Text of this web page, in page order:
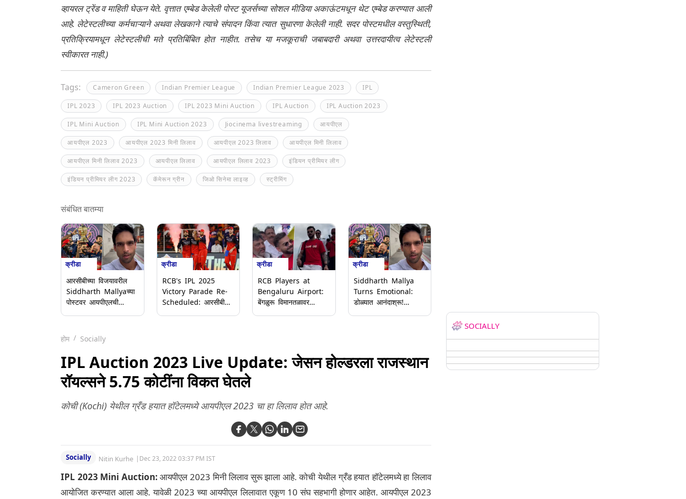
व्हायरल ट्रेंड व माहिती घेऊन येते. वृत्तात एम्बेड केलेली पोस्ट यूजर्सच्या सोशल मीडिया अकाऊंटमधून थेट एम्बेड करण्यात आली
आहे. लेटेस्टलीच्या कर्मचाऱ्याने अथवा लेखकाने त्याचे संपादन किंवा त्यात सुधारणा केलेली नाही. सदर पोस्टमधील वस्तुस्थिती,
प्रतिक्रियामधून लेटेस्टलीची मते प्रतिबिंबित होत नाहीत. तसेच या मजकूराची जबाबदारी अथवा उत्तरदायीत्व लेटेस्टली
स्वीकारत नाही.)
Tags: Cameron Green Indian Premier League Indian Premier League 2023 IPL
IPL 2023 IPL 2023 Auction IPL 2023 Mini Auction IPL Auction IPL Auction 2023
IPL Mini Auction IPL Mini Auction 2023 Jiocinema livestreaming आयपीएल
आयपीएल 2023 आयपीएल 2023 मिनी लिलाव आयपीएल 2023 लिलाव आयपीएल मिनी लिलाव
आयपीएल मिनी लिलाव 2023 आयपीएल लिलाव आयपीएल लिलाव 2023 इंडियन प्रीमियर लीग
इंडियन प्रीमियर लीग 2023 कॅमेरून ग्रीन जिओ सिनेमा लाइव्ह स्ट्रीमिंग
संबंधित बातम्या
क्रीडा
आरसीबीच्या विजयावरील
Siddharth Mallyaच्या
पोस्टवर आयपीएलची
क्रीडा
RCB's IPL 2025
Victory Parade Re-
Scheduled: आरसीबीचे
क्रीडा
RCB Players at
Bengaluru Airport:
बेंगळुरू विमानतळावर
(Video)
क्रीडा
Siddharth Mallya
Turns Emotional:
डोळ्यात आनंदाश्रू!
(Video)
होम Socially
IPL Auction 2023 Live Update: जेसन होल्डरला राजस्थान
रॉयल्सने 5.75 कोटींना विकत घेतले
कोची (Kochi) येथील ग्रँड हयात हॉटेलमध्ये आयपीएल 2023 चा हा लिलाव होत आहे.
Socially Nitin Kurhe | Dec 23, 2022 03:37 PM IST
IPL 2023 Mini Auction: आयपीएल 2023 मिनी लिलाव सुरू झाला आहे. कोची येथील ग्रँड हयात हॉटेलमध्ये हा लिलाव
आयोजित करण्यात आला आहे. यावेळी 2023 च्या आयपीएल लिलावात एकूण 10 संघ सहभागी होणार आहेत. आयपीएल 2023
SOCIALLY